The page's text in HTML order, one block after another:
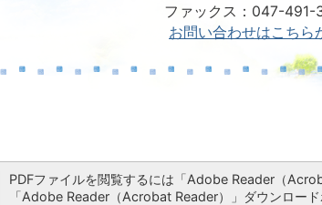
ファックス：047-491-
お問い合わせはこちら
PDFファイルを閲覧するには「Adobe Reader（
「Adobe Reader（Acrobat Reader）」ダウンロー